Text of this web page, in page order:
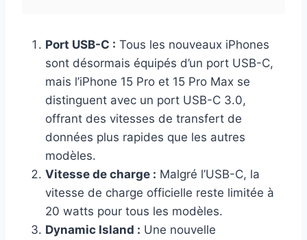
Port USB-C : Tous les nouveaux iPhones
sont désormais équipés d’un port USB-C,
mais l’iPhone 15 Pro et 15 Pro Max se
distinguent avec un port USB-C 3.0,
offrant des vitesses de transfert de
données plus rapides que les autres
modèles.
Vitesse de charge : Malgré l’USB-C, la
vitesse de charge officielle reste limitée à
20 watts pour tous les modèles.
Dynamic Island : Une nouvelle